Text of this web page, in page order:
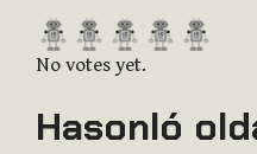
R
a
e
No votes yet.
Hasonló